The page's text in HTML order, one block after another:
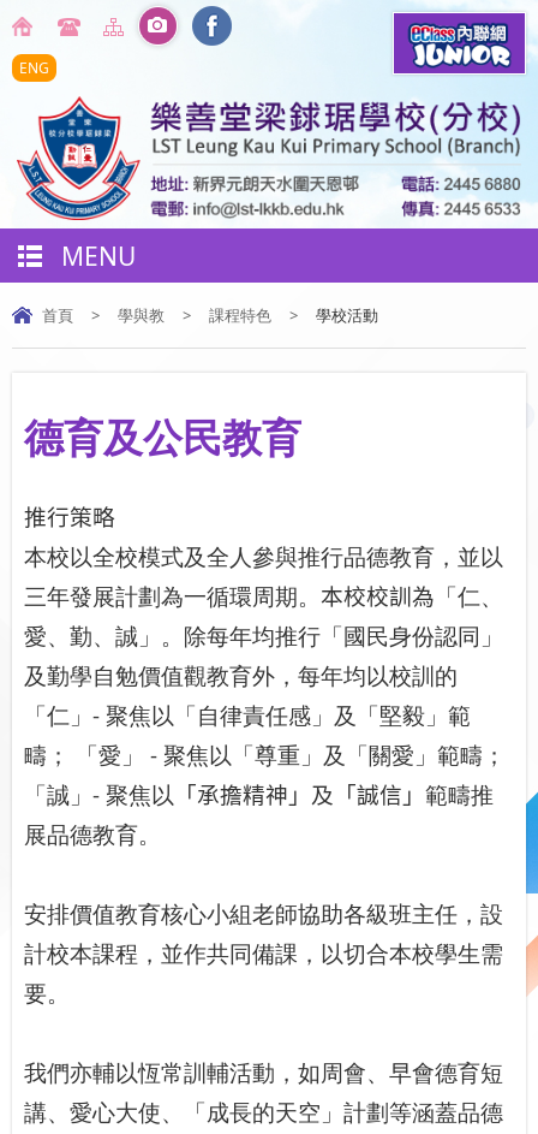
ENG
MENU
首頁 > 學與教 > 課程特色 > 學校活動
德育及公民教育
推行策略
本校以全校模式及全人參與推行品德教育，並以
三年發展計劃為一循環周期。 本校校訓為 「仁、
愛、勤、誠」。除每年均推行「國民身份認同」
及勤學自勉價值觀教育外，每年均以校訓的
「仁」 - 聚焦以「自律責任感」及「堅毅」範
疇； 「愛」 - 聚焦以「尊重」及「關愛」範疇；
「誠」 - 聚焦以 「承擔精神」及「誠信」 範疇推
展品德教育。
安排價值教育核心小組老師協助各級班主任，設
計校本課程，並作共同備課，以切合本校學生需
要。
我們亦輔以恆常訓輔活動，如周會、早會德育短
講、愛心大使、「成長的天空」計劃等涵蓋品德